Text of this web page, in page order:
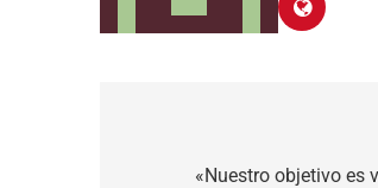
«Nuestro objetivo es